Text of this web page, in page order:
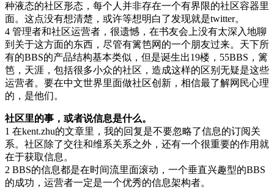
种液态的社区形态，每个人并非存在一个有界限的社区容器里
面。这点没有想清楚，或许等想明白了发现就是twitter。
4 管理者和社区运营者，很遗憾，在书友会上没有太深入地聊
到关于这方面的东西，尽管有篱笆网的一个朋友过来。天下所
有的BBS的产品结构基本类似，但是诞生出19楼，55BBS，篱
笆，天涯，包括很多小众的社区，造成这样的区别无疑是这些
运营者。要在中文世界里面做社区创新，相信最了解网民心理
的，是他们。
社区里的事，或者说信息是什么。
1 在kent.zhu的文章里，我的回复是不要忽略了信息的订阅关
系。社区除了交往和维系关系之外，还有一个很重要的作用就
在于获取信息。
2 BBS的信息都是在时间流里面滚动，一个垂直兴趣型的BBS
的成功，运营者一定是一个优秀的信息架构者。